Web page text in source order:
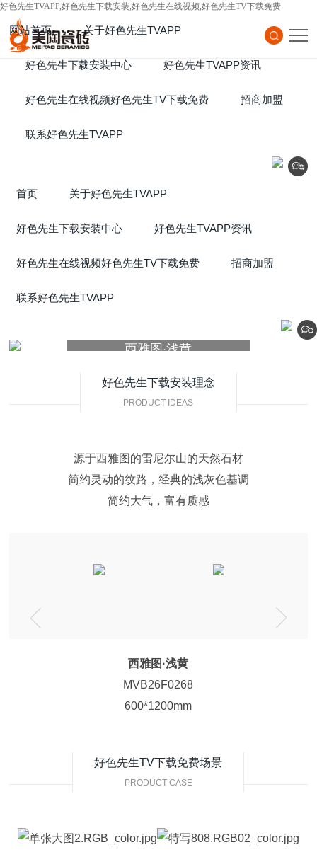
好色先生TVAPP,好色先生下载安装,好色先生在线视频,好色先生TV下载免费
网站首页
Home
关于好色先生TVAPP
About Us
好色先生下载安装中心
Products
好色先生TVAPP资讯
News
好色先生在线视频好色先生TV下载免费
Project
招商加盟
联系好色先生TVAPP
首页 关于好色先生TVAPP
好色先生下载安装中心 好色先生TVAPP资讯
好色先生在线视频好色先生TV下载免费 招商加盟
联系好色先生TVAPP
西雅图·浅黄
好色先生下载安装理念
PRODUCT IDEAS
源于西雅图的雷尼尔山的天然石材
简约灵动的纹路，经典的浅灰色基调
简约大气，富有质感
西雅图·浅黄
MVB26F0268
600*1200mm
好色先生TV下载免费场景
PRODUCT CASE